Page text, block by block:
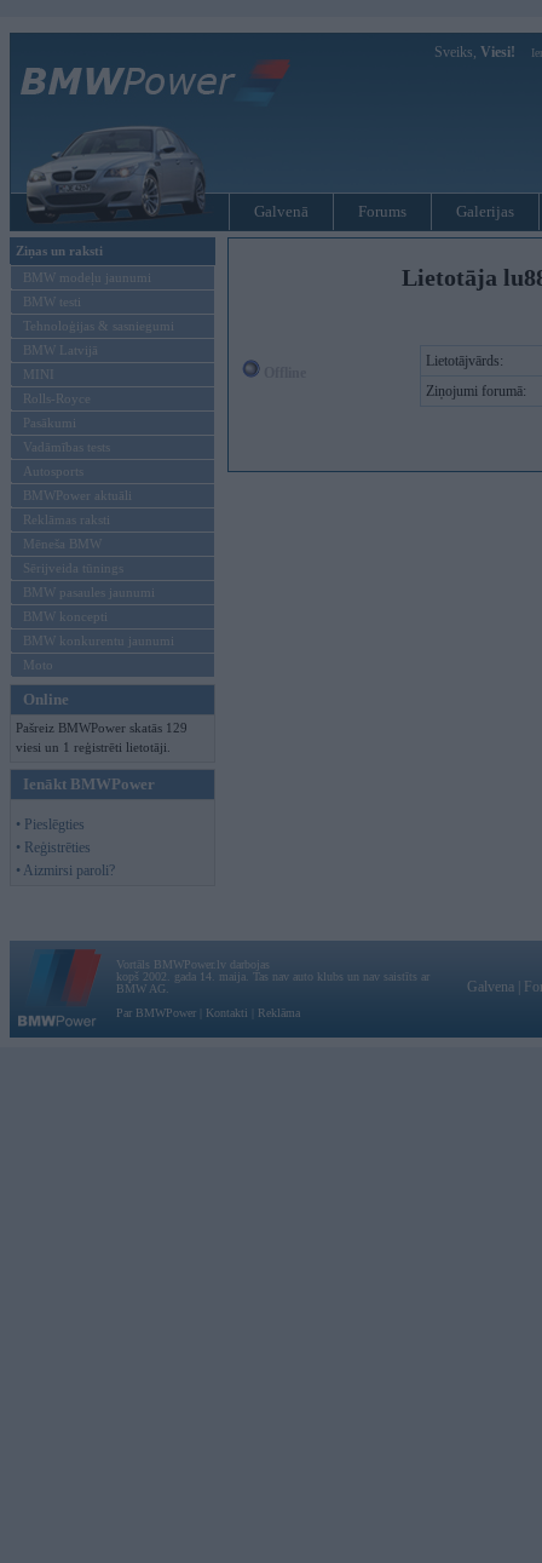
Sveiks, Viesi!
Galvenā Forums Galerijas
Ziņas un raksti
BMW modeļu jaunumi
BMW testi
Tehnoloģijas & sasniegumi
BMW Latvijā
MINI
Rolls-Royce
Pasākumi
Vadāmības tests
Autosports
BMWPower aktuāli
Reklāmas raksti
Mēneša BMW
Sērijveida tūnings
BMW pasaules jaunumi
BMW koncepti
BMW konkurentu jaunumi
Moto
Online
Pašreiz BMWPower skatās 129
viesi un 1 reģistrēti lietotāji.
Ienākt BMWPower
• Pieslēgties
• Reģistrēties
• Aizmirsi paroli?
Lietotāja
Lietotājvārds:
Ziņojumi forumā:
Vortāls BMWPower.lv darbojas
kopš 2002. gada 14. maija. Tas nav auto klubs un nav saistīts ar
BMW AG.
Par BMWPower
Kontakti Reklāma
Galvena